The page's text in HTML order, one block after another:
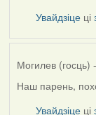
Увайдзіце ці
Могилев (госць)
Наш парень,
Увайдзіце ці